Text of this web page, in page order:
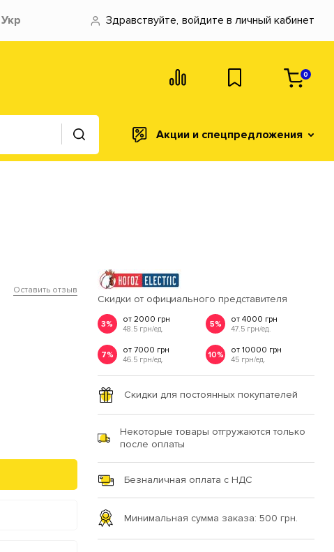
Укр Здравствуйте, войдите в личный кабинет
0
Акции и спецпредложения
Оставить отзыв
Скидки от официального представителя
3% от 2000 грн
48.5 грн/ед.
5% от 4000 грн
47.5 грн/ед.
7% от 7000 грн
46.5 грн/ед.
10% от 10000 грн
45 грн/ед.
Скидки для постоянных покупателей
Некоторые товары отгружаются только
после оплаты
Безналичная оплата с НДС
Минимальная сумма заказа: 500 грн.